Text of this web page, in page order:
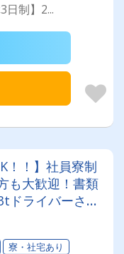
日制】2...
！！】社員寮制
も大歓迎！書類
ドライバーさん
で活躍中です
寮・社宅あり